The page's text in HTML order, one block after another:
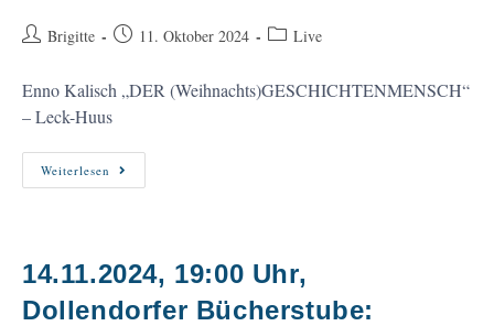
Beitrags-
Brigitte
Beitrag11. Oktober 2024
Beitrags-
Live
Enno Kalisch „DER (Weihnachts)GESCHICHTENMENSCH“
– Leck-Huus
Weiterlesen 13.12.2024,
19:30
Geschichtenmensch
14.11.2024, 19:00 Uhr,
Dollendorfer Bücherstube: